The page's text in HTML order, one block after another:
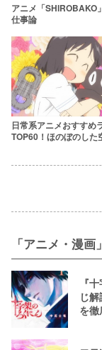
アニメ「SHIROBAKO
仕事論
日常系アニメおすすめ
TOP60！ほのぼのした
「アニメ・漫
『
じ
を